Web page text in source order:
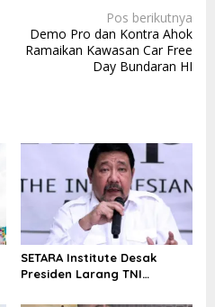
Pos berikutnya
Demo Pro dan Kontra Ahok
Ramaikan Kawasan Car Free
Day Bundaran HI
SETARA Institute Desak
Presiden Larang TNI